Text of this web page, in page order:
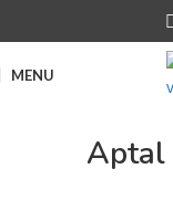
MENU
Aptal